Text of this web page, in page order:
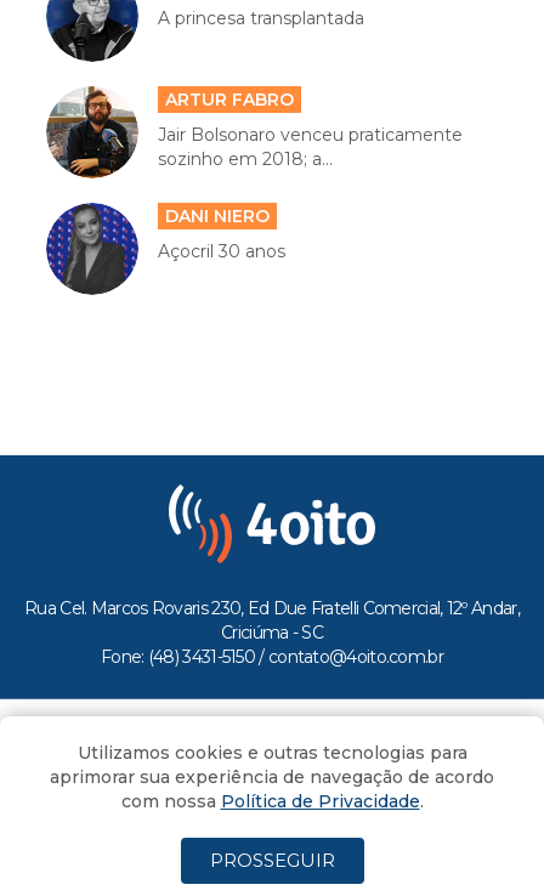
A princesa transplantada
ARTUR FABRO
Jair Bolsonaro venceu praticamente
sozinho em 2018; a...
DANI NIERO
Açocril 30 anos
Rua Cel. Marcos Rovaris 230, Ed Due Fratelli Comercial, 12º Andar,
Criciúma - SC
Fone: (48) 3431-5150 / contato@4oito.com.br
Todos os direitos reservados ao Portal 4oito
Utilizamos cookies e outras tecnologias para
aprimorar sua experiência de navegação de acordo
com nossa Política de Privacidade.
PROSSEGUIR